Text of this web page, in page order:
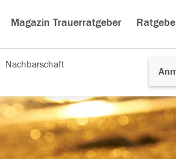
Magazin Trauerratgeber
Nachbarschaft